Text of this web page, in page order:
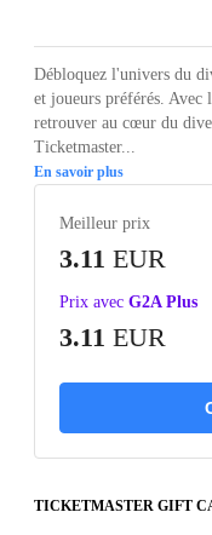
Débloquez l'univers du
et joueurs préférés. Avec
retrouver au cœur du
Ticketmaster...
En savoir plus
Meilleur prix
3.11 EUR
Prix avec G2A Plus
3.11 EUR
TICKETMASTER GIFT